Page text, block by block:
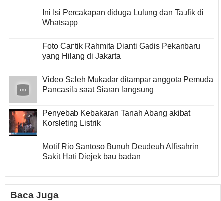
Ini Isi Percakapan diduga Lulung dan Taufik di
Whatsapp
Foto Cantik Rahmita Dianti Gadis Pekanbaru
yang Hilang di Jakarta
Video Saleh Mukadar ditampar anggota Pemuda
Pancasila saat Siaran langsung
Penyebab Kebakaran Tanah Abang akibat
Korsleting Listrik
Motif Rio Santoso Bunuh Deudeuh Alfisahrin
Sakit Hati Diejek bau badan
Baca Juga